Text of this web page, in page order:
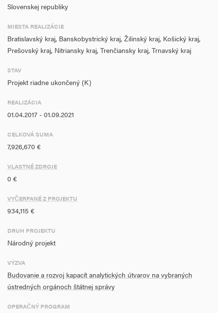
Slovenskej republiky
MIESTA REALIZÁCIE
Bratislavský kraj, Banskobystrický kraj, Žilinský kraj, Košický kraj,
Prešovský kraj, Nitriansky kraj, Trenčiansky kraj, Trnavský kraj
STAV
Projekt riadne ukončený (K)
REALIZÁCIA
01.04.2017 - 01.09.2021
CELKOVÁ SUMA
7,926,670 €
VLASTNÉ ZDROJE
0 €
VYČERPANÉ Z PROJEKTU
934,115 €
DRUH PROJEKTU
Národný projekt
VÝZVA
Budovanie a rozvoj kapacít analytických útvarov na vybraných
ústredných orgánoch štátnej správy
OPERAČNÝ PROGRAM